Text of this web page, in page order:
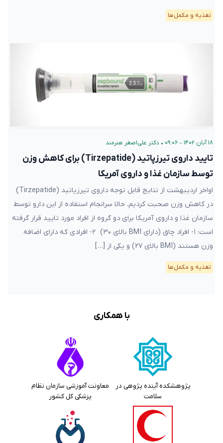
تغذیه و مکمل‌ها
۱۸ آبان ۱۴۰۲ – ۰۹:۰۶ • دکتر علی‌اصغر هنرمند
تایید داروی تیرزپاتید (Tirzepatide) برای کاهش وزن
توسط سازمان غذا و داروی آمریکا
اواخر اردیبهشت از نتایج قابل توجه داروی تیرزپاتید (Tirzepatide)
در کاهش وزن صحبت کردیم. حالا سرانجام استفاده از این دارو توسط
سازمان غذا و داروی آمریکا برای دو گروه از افراد مورد تایید قرار گرفته
است: ۱- افراد چاق (دارای BMI بالای ۳۰) ۲- افرادی که دارای اضافه
وزن هستند (BMI بالای ۲۷) و یکی از […]
تغذیه و مکمل‌ها
با همکاری
پژوهشکده آینده پژوهی در
سلامت
معاونت آموزشی سازمان نظام
پزشکی کل کشور